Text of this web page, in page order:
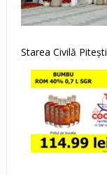
Starea Civilă Pitești